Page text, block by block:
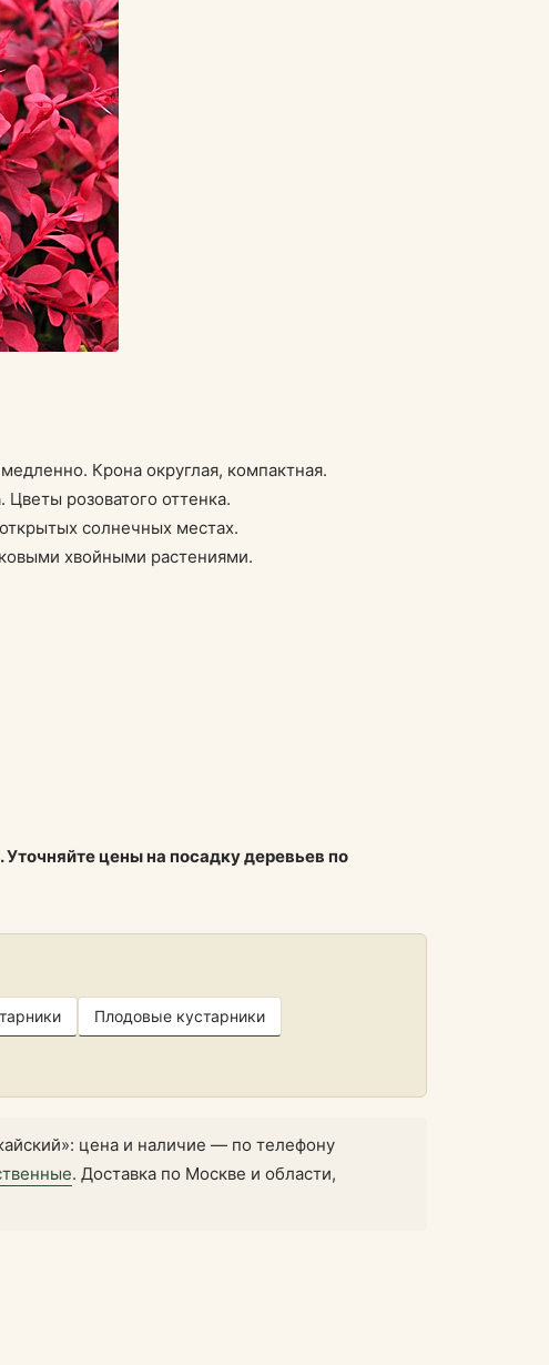
Крона округлая, компактная.
розоватого оттенка.
солнечных местах.
хвойными растениями.
цены на посадку деревьев по
Плодовые кустарники
цена и наличие — по телефону
. Доставка по Москве и области,